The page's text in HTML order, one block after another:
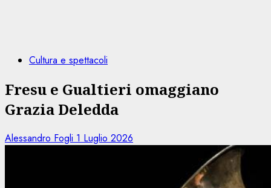
Cultura e spettacoli
Fresu e Gualtieri omaggiano
Grazia Deledda
Alessandro Fogli 1 Luglio 2026